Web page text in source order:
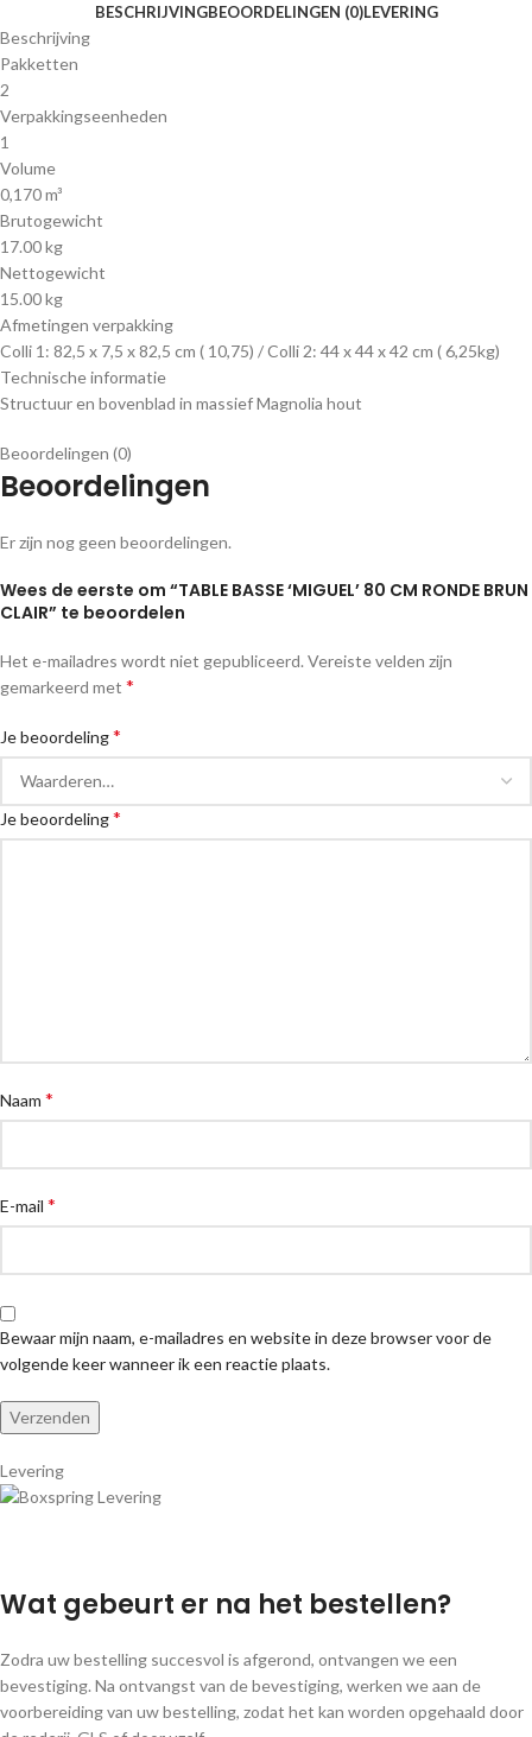
BESCHRIJVINGBEOORDELINGEN (0)LEVERING
Beschrijving
Pakketten
2
Verpakkingseenheden
1
Volume
0,170 m³
Brutogewicht
17.00 kg
Nettogewicht
15.00 kg
Afmetingen verpakking
Colli 1: 82,5 x 7,5 x 82,5 cm ( 10,75) / Colli 2: 44 x 44 x 42 cm ( 6,25kg)
Technische informatie
Structuur en bovenblad in massief Magnolia hout
Beoordelingen (0)
Beoordelingen
Er zijn nog geen beoordelingen.
Wees de eerste om “TABLE BASSE ‘MIGUEL’ 80 CM RONDE BRUN
CLAIR” te beoordelen
Het e-mailadres wordt niet gepubliceerd. Vereiste velden zijn
gemarkeerd met *
Je beoordeling*
Je beoordeling*
Naam *
E-mail *
Bewaar mijn naam, e-mailadres en website in deze browser voor de
volgende keer wanneer ik een reactie plaats.
Levering
Wat gebeurt er na het bestellen?
Zodra uw bestelling succesvol is afgerond, ontvangen we een
bevestiging. Na ontvangst van de bevestiging, werken we aan de
voorbereiding van uw bestelling, zodat het kan worden opgehaald door